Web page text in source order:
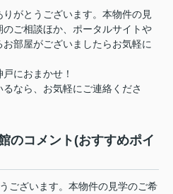
りがとうございます。本物件の見
ご相談ほか、ポータルサイトや
部屋がございましたらお気軽に
におまかせ！
なら、お気軽にご連絡くださ
のコメント(おすすめポイ
ございます。本物件の見学のご希